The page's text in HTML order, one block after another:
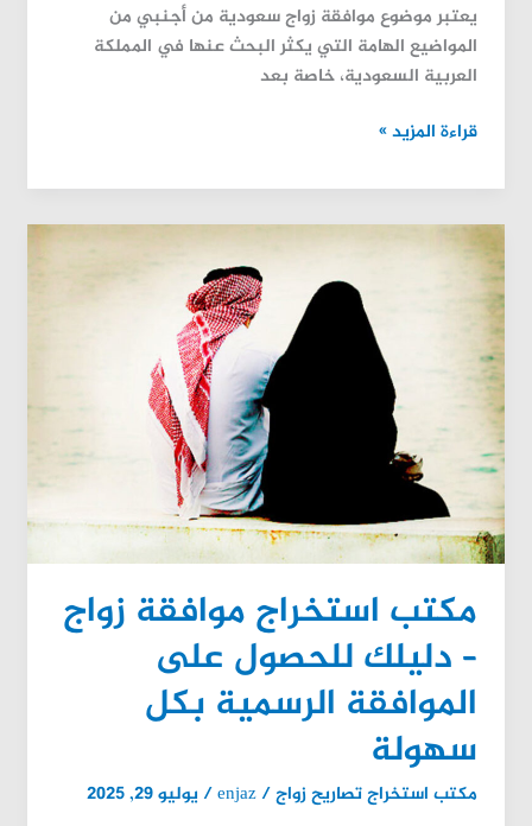
يعتبر موضوع موافقة زواج سعودية من أجنبي من
المواضيع الهامة التي يكثر البحث عنها في المملكة
العربية السعودية، خاصة بعد
قراءة المزيد »
مكتب استخراج موافقة زواج
– دليلك للحصول على
الموافقة الرسمية بكل
سهولة
مكتب استخراج تصاريح زواج/
enjaz
/ يوليو 29, 2025
مكتب
استخراج
موافقة
دليلك
للحصول
الموافقة
الرسمية
بكل
سهولة